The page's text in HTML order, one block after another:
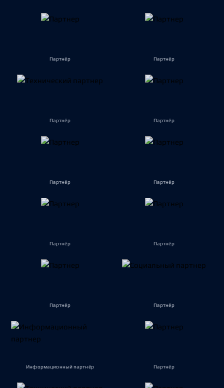
Партнёр Партнёр
Партнёр Партнёр
Партнёр Партнёр
Партнёр Партнёр
Партнёр Партнёр
Информационный партнёр Партнёр